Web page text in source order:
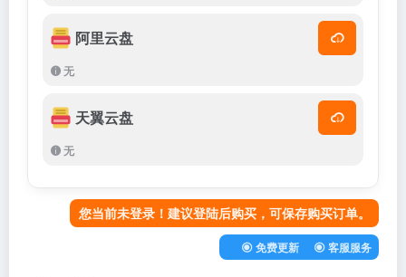
阿里云盘
无
天翼云盘
无
您当前未登录！建议登陆后购买，可保存购买订单。
免费更新 客服服务